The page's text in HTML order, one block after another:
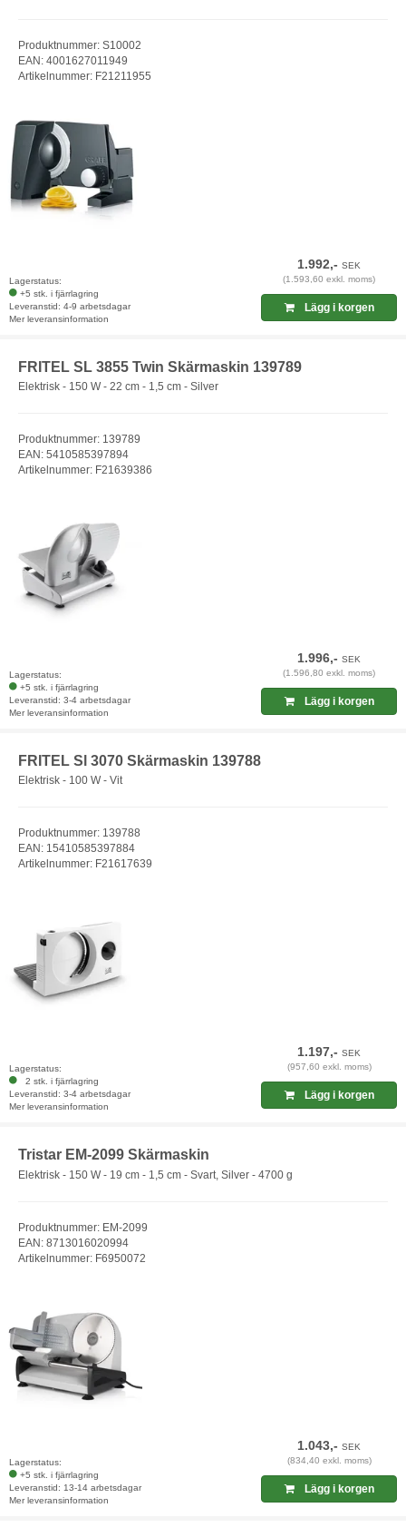
Produktnummer: S10002
EAN: 4001627011949
Artikelnummer: F21211955
Lagerstatus:
+5 stk. i fjärrlagring
Leveranstid: 4-9 arbetsdagar
Mer leveransinformation
1.992,-SEK
(1.593,60 exkl. moms)
Lägg i korgen
FRITEL SL 3855 Twin Skärmaskin 139789
Elektrisk - 150 W - 22 cm - 1,5 cm - Silver
Produktnummer: 139789
EAN: 5410585397894
Artikelnummer: F21639386
Lagerstatus:
+5 stk. i fjärrlagring
Leveranstid: 3-4 arbetsdagar
Mer leveransinformation
1.996,-SEK
(1.596,80 exkl. moms)
Lägg i korgen
FRITEL Sl 3070 Skärmaskin 139788
Elektrisk - 100 W - Vit
Produktnummer: 139788
EAN: 15410585397884
Artikelnummer: F21617639
Lagerstatus:
2 stk. i fjärrlagring
Leveranstid: 3-4 arbetsdagar
Mer leveransinformation
1.197,-SEK
(957,60 exkl. moms)
Lägg i korgen
Tristar EM-2099 Skärmaskin
Elektrisk - 150 W - 19 cm - 1,5 cm - Svart, Silver - 4700 g
Produktnummer: EM-2099
EAN: 8713016020994
Artikelnummer: F6950072
Lagerstatus:
+5 stk. i fjärrlagring
Leveranstid: 13-14 arbetsdagar
Mer leveransinformation
1.043,-SEK
(834,40 exkl. moms)
Lägg i korgen